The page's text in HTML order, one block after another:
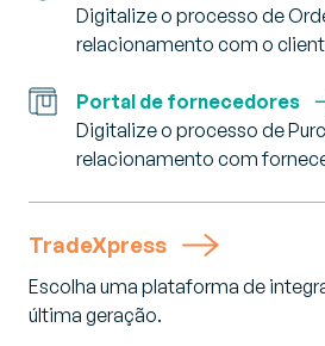
Digitalize o processo de
relacionamento com o
Portal de fornecedores
Digitalize o processo de
relacionamento com
TradeXpress
Escolha uma plataforma de
última geração.